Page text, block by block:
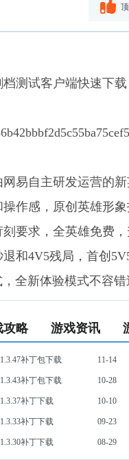
档测试客户端快速下载
网易自主研发运营的
作感，原创英雄形
要求，全英雄免费
和4V5残局，首创
全新体验模式不容
攻略 游戏资讯
11-14
补丁包下载
10-28
补丁包下载
10-10
补丁下载
09-23
补丁下载
08-29
补丁下载